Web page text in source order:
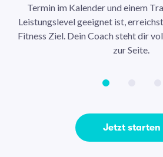
Termin im Kalender und einem
Leistungslevel geeignet ist,
Fitness Ziel. Dein Coach steht dir
zur Seite.
Jetzt starten